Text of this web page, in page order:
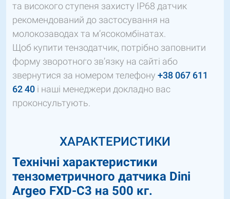
та високого ступеня захисту IP68 датчик
рекомендований до застосування на
молокозаводах та м’ясокомбінатах.
Щоб купити тензодатчик, потрібно заповнити
форму зворотного зв’язку на сайті або
звернутися за номером телефону +38 067 611
62 40 і наші менеджери докладно вас
проконсультують.
ХАРАКТЕРИСТИКИ
Технічні характеристики
тензометричного датчика Dini
Argeo FXD-С3 на 500 кг.